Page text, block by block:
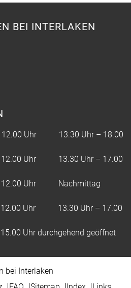
BEI INTERLAKEN
Uhr 13.30 Uhr – 18.00
Uhr 13.30 Uhr – 17.00
12.00 Uhr Nachmittag
12.00 Uhr 13.30 Uhr – 17.00
Uhr durchgehend geöffnet
bei Interlaken